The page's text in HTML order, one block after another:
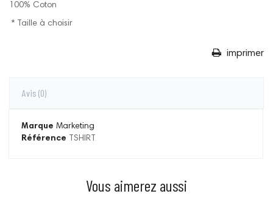
100% Coton
* Taille à choisir
imprimer
Avis (0)
Marque Marketing
Référence TSHIRT
Vous aimerez aussi